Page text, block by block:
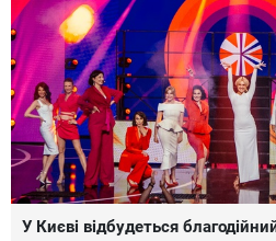
У Києві відбудеться